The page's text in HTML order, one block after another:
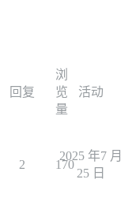
回复
浏
览
量
活动
2 170
2025 年7 月
25 日